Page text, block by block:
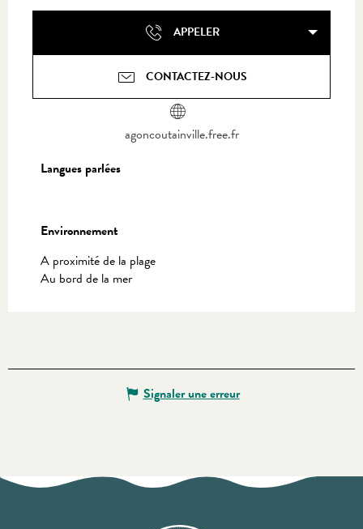
APPELER
CONTACTEZ-NOUS
agoncoutainville.free.fr
Langues parlées
Langues parlées
Environnement
Environnement
A proximité de la plage
Au bord de la mer
Signaler une erreur